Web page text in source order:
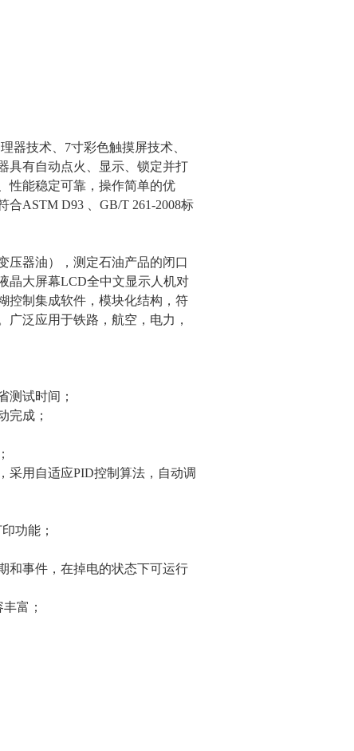
器技术、7寸彩色触摸屏技术、
具有自动点火、显示、锁定并打
性能稳定可靠，操作简单的优
ASTM D93 、GB/T 261-2008标
压器油），测定石油产品的闭口
晶大屏幕LCD全中文显示人机对
控制集成软件，模块化结构，符
广泛应用于铁路，航空，电力，
测试时间；
完成；
采用自适应PID控制算法，自动调
功能；
和事件，在掉电的状态下可运行
富；